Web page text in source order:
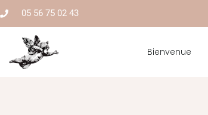
05 56 75 02 43
Bienvenue